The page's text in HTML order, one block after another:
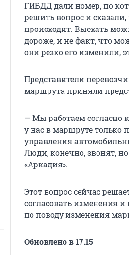
ГИБДД дали номер, по
решить вопрос и сказали,
происходит. Выехать
дороже, и не факт, что
они резко его изменили,
Представители
маршрута приняли
— Мы работаем согласно
у нас в маршруте только
управления
Люди, конечно, звонят,
«Аркадия».
Этот вопрос сейчас
согласовать изменения
по поводу изменения
Обновлено в 17.15